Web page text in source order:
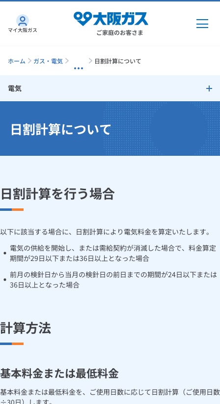
ご家庭のお客さま
ガス・電気
ガス・電気トップ
一般料金
「大阪ガスの都市ガス」への切り替えについて
「大阪ガスの電気」が選ばれる理由
電気料金メニュー
お手続きから使用開始までの流れ
ガスと電気の使用中止の申込
インターネット
インターネットトップ
工事・開通までの流れ
通信速度測定
機器・修理トップ
ガスオーブン
食器洗い乾燥機
ガス温水浴室暖房乾燥機
「カワック・ミストカワック」
ガスファンヒーター
取替用ガスコンセント
ガスコード
発電・省エネ
太陽光発電
蓄電池
ぴこぴこ・スマぴこ・けむぴこ
消火器
取扱説明書を探す
らく得保証
くらしのサービス
リフォーム・リノベーション
リフォーム・リノベーショントップ
リノベーション「マイリノ」
安心・安全
ホームセキュリティ
スマイLINK
めちゃとクーポン
お手続き一覧
お客さまサポート
ショールーム Daigasコラム
総合TOP 業務用・産業用のお客さま
マイ大阪ガス
ホーム ガス・電気 日割計算について
電気
「大阪ガスの電気」が選ばれる理由
電気料金・お支払い方法について
燃料費調整・離島ユニバーサルサービス調整・再生可能エネルギ
電気の託送料金平均単価表
日割計算について
日割計算を行う場合
以下に該当する場合に、日割計算により電気料金を算定いたします。
電気の供給を開始し、または需給契約が消滅した場合で、料金算定
期間が29日以下または36日以上となった場合
前月の検針日から当月の検針日の前日までの期間が24日以下または
36日以上となった場合
計算方法
基本料金または最低料金
基本料金または最低料金を、ご使用日数に応じて日割計算（ご使用日数
÷30日）します。